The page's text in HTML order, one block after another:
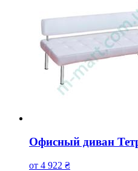
Офисный диван
от 4 922 ₴